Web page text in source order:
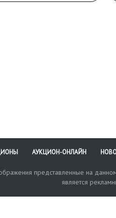
АУКЦИОН-ОНЛАЙН
представленные на
является